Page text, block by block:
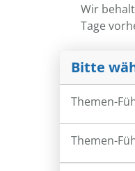
Wir
Tage
Bitte
Themen-
Themen-